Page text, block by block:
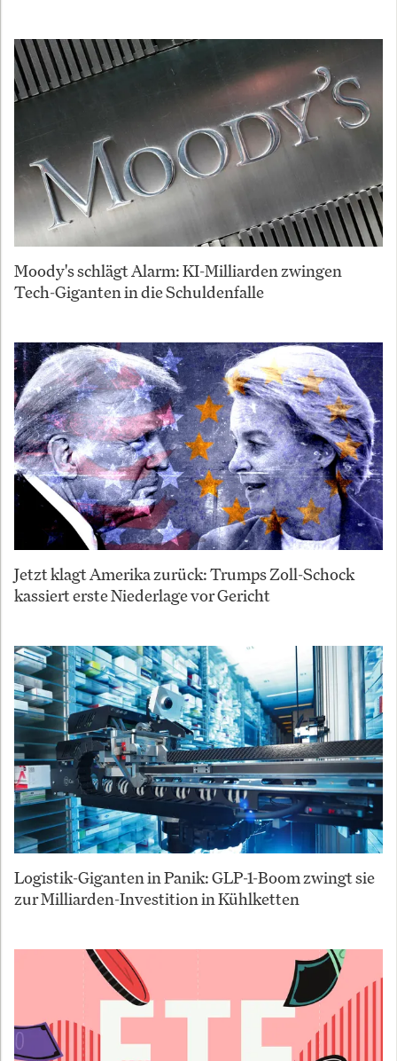
Moody's schlägt Alarm: KI-Milliarden zwingen
Tech-Giganten in die Schuldenfalle
Jetzt klagt Amerika zurück: Trumps Zoll-Schock
kassiert erste Niederlage vor Gericht
Logistik-Giganten in Panik: GLP-1-Boom zwingt sie
zur Milliarden-Investition in Kühlketten